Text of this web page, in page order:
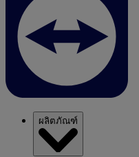
ผลิตภัณฑ์